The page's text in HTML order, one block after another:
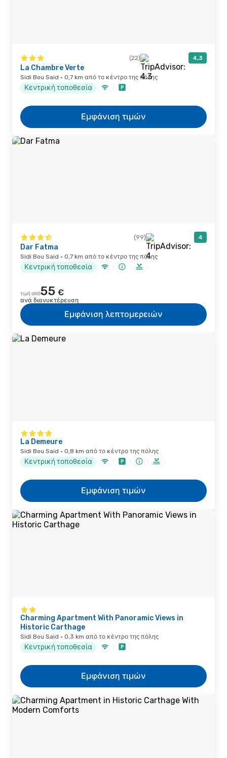
(22) 4,3
La Chambre Verte
Sidi Bou Said · 0,7 km από το κέντρο της πόλης
Κεντρική τοποθεσία
Εμφάνιση τιμών
(99) 4
Dar Fatma
Sidi Bou Said · 0,7 km από το κέντρο της πόλης
Κεντρική τοποθεσία
τιμή από55 €
ανά διανυκτέρευση
Εμφάνιση λεπτομερειών
La Demeure
Sidi Bou Said · 0,8 km από το κέντρο της πόλης
Κεντρική τοποθεσία
Εμφάνιση τιμών
Charming Apartment With Panoramic Views in
Historic Carthage
Sidi Bou Said · 0,3 km από το κέντρο της πόλης
Κεντρική τοποθεσία
Εμφάνιση τιμών